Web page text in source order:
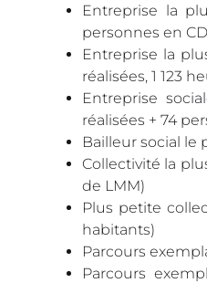
Entreprise la
personnes en
Entreprise la
réalisées, 1 123
Entreprise
réalisées + 74
Bailleur social le
Collectivité la
de LMM)
Plus petite
habitants)
Parcours
Parcours